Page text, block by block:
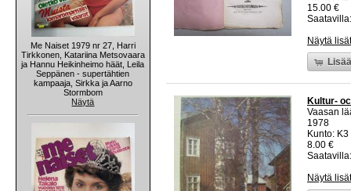
Me Naiset 1979 nr 27, Harri
Tirkkonen, Katariina Metsovaara
ja Hannu Heikinheimo häät, Leila
Seppänen - supertähtien
kampaaja, Sirkka ja Aarno
Stormbom
Näytä
15.00 €
Näytä
Kultur-
Vaasan
1978
Kunto:
8.00 €
Näytä